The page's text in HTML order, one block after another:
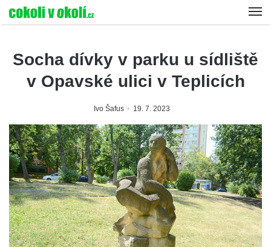
Socha dívky v parku u sídliště
v Opavské ulici v Teplicích
Ivo Šafus 19. 7. 2023